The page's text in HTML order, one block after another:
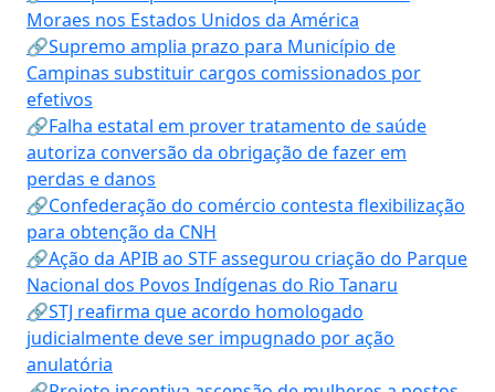
Moraes nos Estados Unidos da América
🔗Supremo amplia prazo para Município de
Campinas substituir cargos comissionados por
efetivos
🔗Falha estatal em prover tratamento de saúde
autoriza conversão da obrigação de fazer em
perdas e danos
🔗Confederação do comércio contesta flexibilização
para obtenção da CNH
🔗Ação da APIB ao STF assegurou criação do Parque
Nacional dos Povos Indígenas do Rio Tanaru
🔗STJ reafirma que acordo homologado
judicialmente deve ser impugnado por ação
anulatória